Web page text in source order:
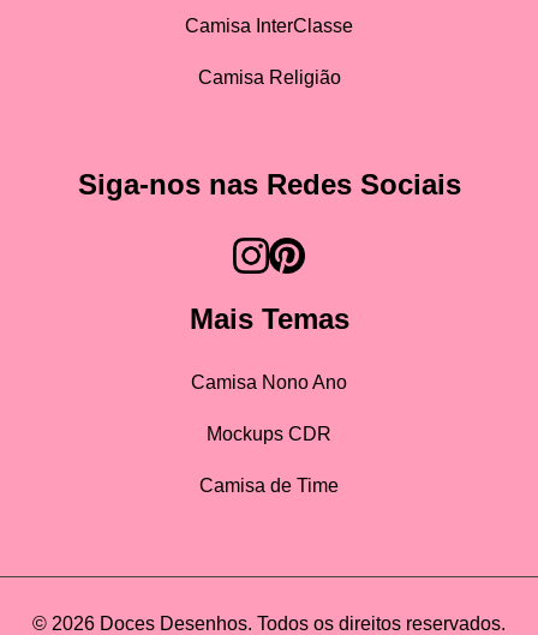
Camisa InterClasse
Camisa Religião
Siga-nos nas Redes Sociais
Mais Temas
Camisa Nono Ano
Mockups CDR
Camisa de Time
© 2026 Doces Desenhos. Todos os direitos reservados.